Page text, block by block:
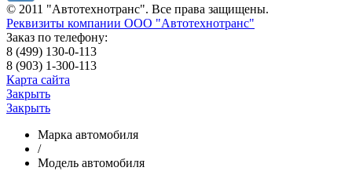
© 2011 "Автотехнотранс". Все права защищены.
Реквизиты компании ООО "Автотехнотранс"
Заказ по телефону:
8 (499) 130-0-113
8 (903) 1-300-113
Карта сайта
Закрыть
Закрыть
Марка автомобиля
/
Модель автомобиля